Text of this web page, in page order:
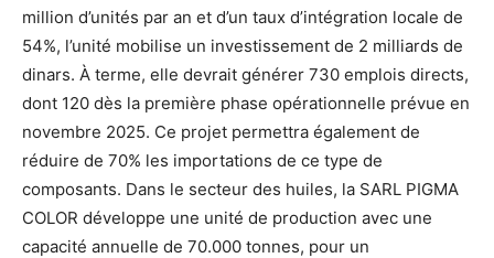
million d’unités par an et d’un taux d’intégration locale de
54%, l’unité mobilise un investissement de 2 milliards de
dinars. À terme, elle devrait générer 730 emplois directs,
dont 120 dès la première phase opérationnelle prévue en
novembre 2025. Ce projet permettra également de
réduire de 70% les importations de ce type de
composants. Dans le secteur des huiles, la SARL PIGMA
COLOR développe une unité de production avec une
capacité annuelle de 70.000 tonnes, pour un